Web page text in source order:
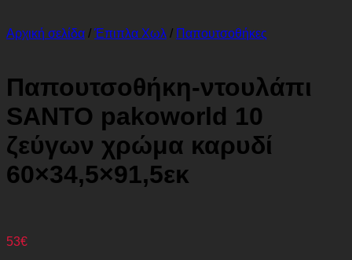
Αρχική σελίδα / Έπιπλα Χωλ / Παπουτσοθήκες
Παπουτσοθήκη-ντουλάπι
SANTO pakoworld 10
ζεύγων χρώμα καρυδί
60×34,5×91,5εκ
53€